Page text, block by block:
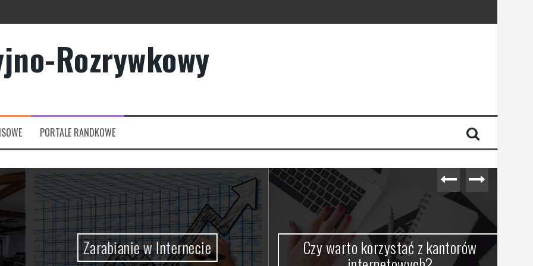
Rozrywkowy
PORTALE RANDKOWE
Zarabianie w Internecie Czy warto korzystać z kantorów